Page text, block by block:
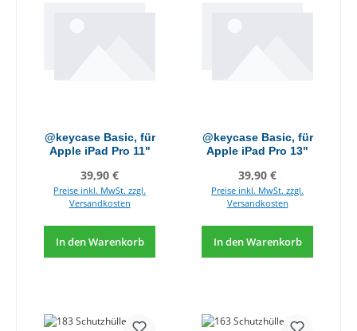
@keycase Basic, für
Apple iPad Pro 11"
Regulärer Preis:
39,90 €
Preise inkl. MwSt. zzgl.
Versandkosten
In den Warenkorb
@keycase Basic, für
Apple iPad Pro 13"
Regulärer Preis:
39,90 €
Preise inkl. MwSt. zzgl.
Versandkosten
In den Warenkorb